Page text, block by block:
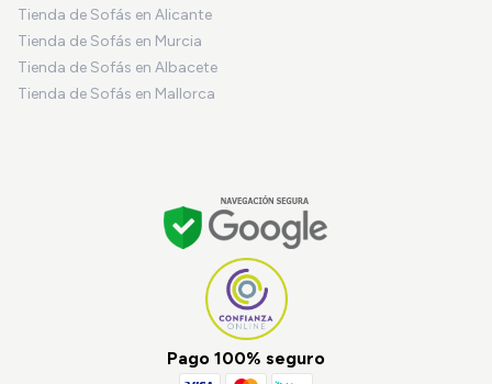
Tienda de Sofás en Alicante
Tienda de Sofás en Murcia
Tienda de Sofás en Albacete
Tienda de Sofás en Mallorca
Pago 100% seguro